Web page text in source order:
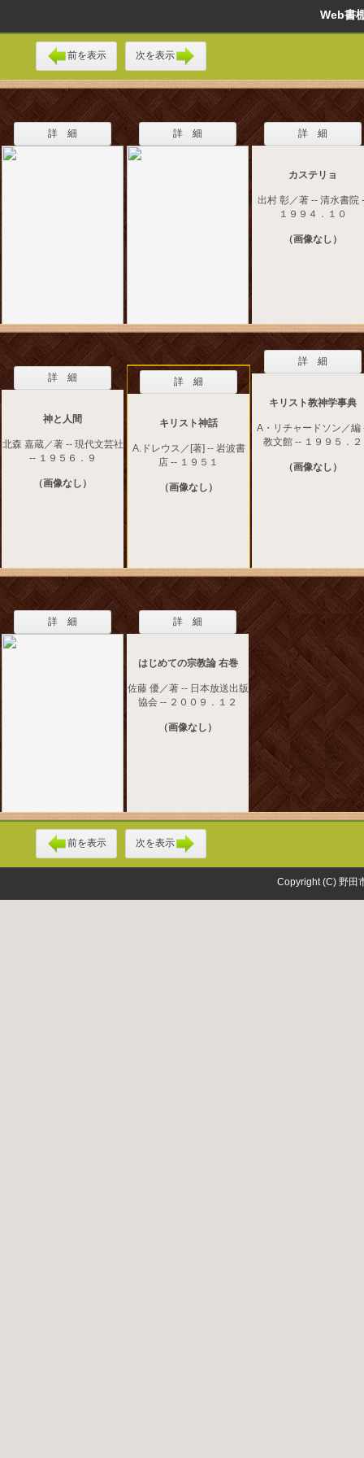
Web
前を表示 次を表示
詳 細 詳 細 詳 細
カステリョ
出村 彰／著 -- 清水書院
１９９４．１０
（画像なし）
詳 細
神と人間
北森 嘉蔵／著 -- 現代文芸社
-- １９５６．９
（画像なし）
詳 細
キリスト神話
A.ドレウス／[著] -- 岩波書
店 -- １９５１
（画像なし）
詳 細
キリスト教神学事典
A・リチャードソン／編
教文館 -- １９９５．２
（画像なし）
詳 細 詳 細
はじめての宗教論 右巻
佐藤 優／著 -- 日本放送出版
協会 -- ２００９．１２
（画像なし）
前を表示 次を表示
Copyright (C) 野田